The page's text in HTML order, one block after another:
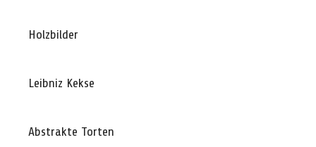
Holzbilder
Leibniz Kekse
Abstrakte Torten